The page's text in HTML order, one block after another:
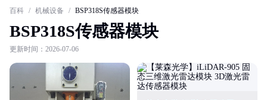
百科 / 机械设备 / BSP318S传感器模块
BSP318S传感器模块
更新时间：2026-07-06